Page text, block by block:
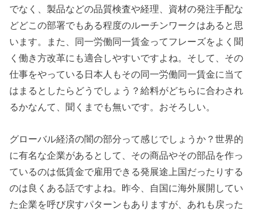
でなく、製品などの品質検査や経理、資材の発注手配な
どどこの部署でもある程度のルーチンワークはあると思
います。また、同一労働同一賃金ってフレーズをよく聞
く働き方改革にも適合しやすいですよね。そして、その
仕事をやっている日本人もその同一労働同一賃金に当て
はまるとしたらどうでしょう？給料がどちらに合わされ
るかなんて、聞くまでも無いです。おそろしい。
グローバル経済の闇の部分って感じでしょうか？世界的
に有名な企業があるとして、その商品やその部品を作っ
ているのは低賃金で雇用できる発展途上国だったりする
のは良くある話ですよね。昨今、自国に海外展開してい
た企業を呼び戻すパターンもありますが、あれも戻った